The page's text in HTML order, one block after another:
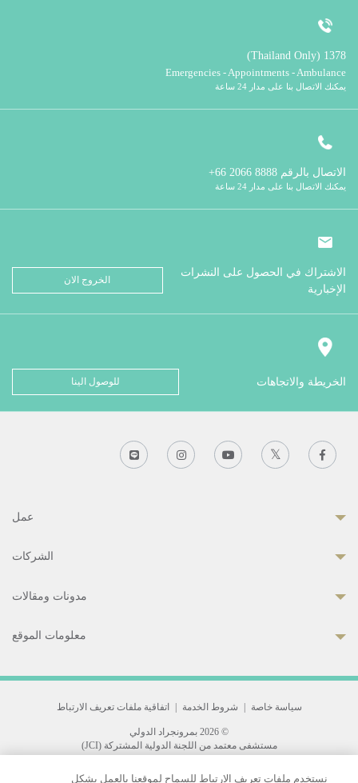
1378 (Thailand Only)
Emergencies - Appointments - Ambulance
يمكنك الاتصال بنا على مدار 24 ساعة
الاتصال بالرقم
يمكنك الاتصال بنا على مدار 24 ساعة
الاشتراك في الحصول على النشرات
الإخبارية
الخروج الان
الخريطة والاتجاهات للوصول الينا
عمل
الشركات
مدونات ومقالات
معلومات الموقع
سياسة خاصة شروط الخدمة اتفاقية ملفات تعريف الارتباط
© 2026 بمرونجراد الدولي
مستشفى معتمد من اللجنة الدولية المشتركة (JCI)
33 Sukhumvit 3, Wattana, Bangkok 10110 Thailand.
نستخدم ملفات تعريف الارتباط للسماح لموقعنا بالعمل بشكل